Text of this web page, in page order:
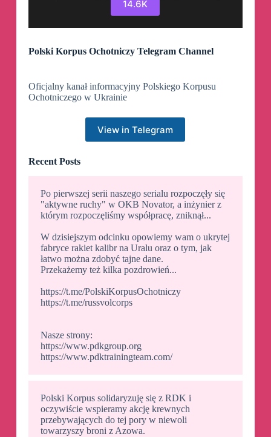
14.6K
Polski Korpus Ochotniczy Telegram Channel
Oficjalny kanał informacyjny Polskiego Korpusu
Ochotniczego w Ukrainie
View in Telegram
Recent Posts
Po pierwszej serii naszego serialu rozpoczęły się
"aktywne ruchy" w OKB Novator, a inżynier z
którym rozpoczęliśmy współpracę, zniknął...
W dzisiejszym odcinku opowiemy wam o ukrytej
fabryce rakiet kalibr na Uralu oraz o tym, jak
łatwo można zdobyć tajne dane.
Przekażemy też kilka pozdrowień...
https://t.me/PolskiKorpusOchotniczy
https://t.me/russvolcorps
Nasze strony:
https://www.pdkgroup.org
https://www.pdktrainingteam.com/
Polski Korpus solidaryzuję się z RDK i
oczywiście wspieramy akcję krewnych
przebywających do tej pory w niewoli
towarzyszy broni z Azowa.